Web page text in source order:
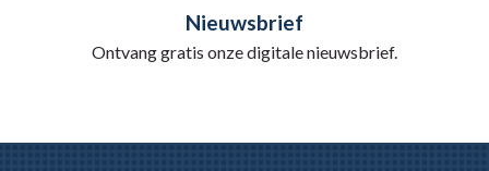
Nieuwsbrief
Ontvang gratis onze digitale nieuwsbrief.